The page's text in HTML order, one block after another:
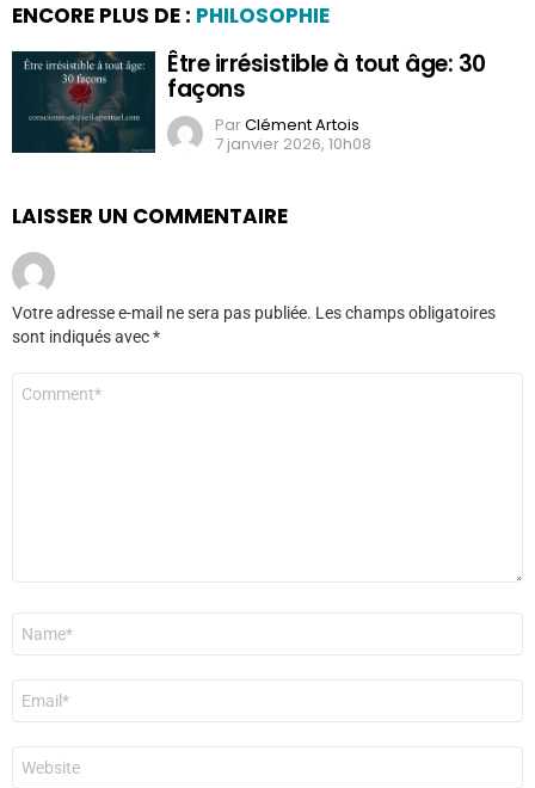
ENCORE PLUS DE : PHILOSOPHIE
Être irrésistible à tout âge: 30
façons
ParClément Artois
7 janvier 2026, 10h08
LAISSER UN COMMENTAIRE
Votre adresse e-mail ne sera pas publiée. Les champs obligatoires
sont indiqués avec*
mail
*
Site
web